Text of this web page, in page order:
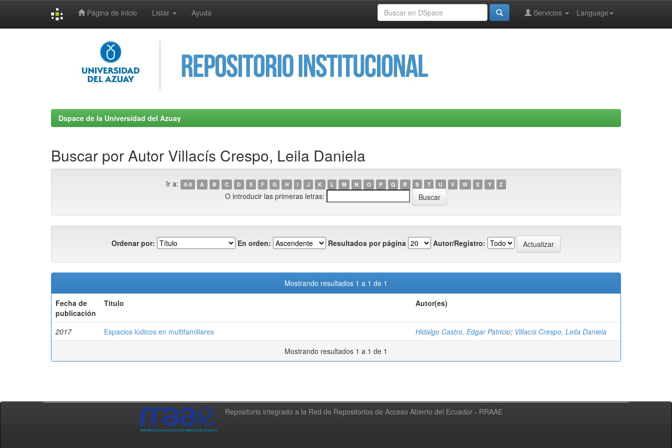
Página de inicio Listar Ayuda Language
Servicios
Dspace de la Universidad del Azuay
Buscar por Autor Villacís Crespo, Leila Daniela
Ir a: 0-9 A B C D E F G H I J K L M N O P Q R S T U V W X Y Z
O introducir las primeras letras:
Ordenar por: En orden: Resultados por página Autor/Registro:
Mostrando resultados 1 a 1 de 1
Fecha de
publicación
Título Autor(es)
2017 Espacios lúdicos en multifamiliares Hidalgo Castro, Edgar Patricio; Villacís Crespo, Leila Daniela
Mostrando resultados 1 a 1 de 1
Repositorio integrado a la Red de Repositorios de Acceso Abierto del Ecuador - RRAAE